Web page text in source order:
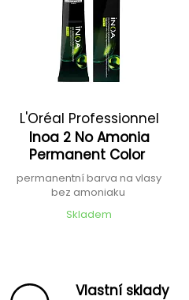
L'Oréal Professionnel
Inoa 2 No Amonia
Permanent Color
permanentní barva na vlasy
bez amoniaku
Skladem
Vlastní sklady